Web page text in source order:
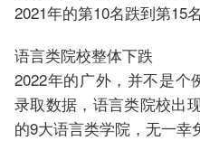
2021年的第10名跌到第15名
语言类院校整体下跌
2022年的广外，并不是个
录取数据，语言类院校出
的9大语言类学院，无一幸